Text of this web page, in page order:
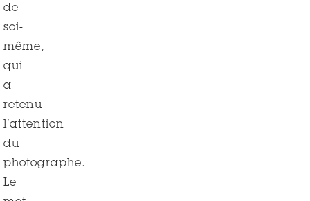
de
soi-
même,
qui
a
retenu
l’attention
du
photographe.
Le